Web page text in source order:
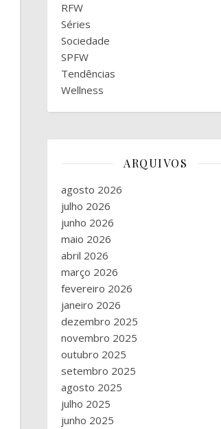
RFW
Séries
Sociedade
SPFW
Tendências
Wellness
ARQUIVOS
agosto 2026
julho 2026
junho 2026
maio 2026
abril 2026
março 2026
fevereiro 2026
janeiro 2026
dezembro 2025
novembro 2025
outubro 2025
setembro 2025
agosto 2025
julho 2025
junho 2025